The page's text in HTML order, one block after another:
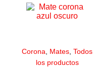
Corona Mates ,Todos
los productos